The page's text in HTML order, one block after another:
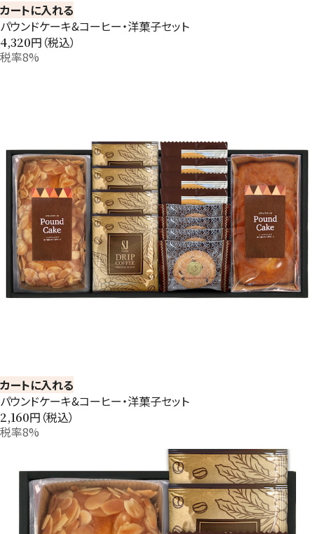
カートに入れる
パウンドケーキ&コーヒー・洋菓子セット
4,320円（税込）
税率8%
カートに入れる
パウンドケーキ&コーヒー・洋菓子セット
2,160円（税込）
税率8%